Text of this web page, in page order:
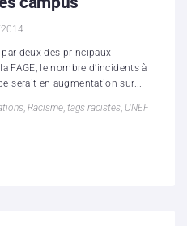
deux des principaux
FAGE, le nombre d’incidents à
serait en augmentation sur...
, Racisme, tags racistes, UNEF